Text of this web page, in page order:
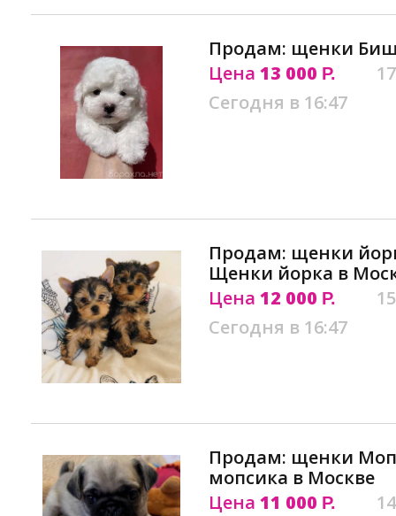
Продам: щенки
Цена 13 000 Р.
Сегодня в 16:47
Продам: щенки
Щенки йорка в
Цена 12 000 Р.
Сегодня в 16:47
Продам: щенки
мопсика в Москве
Цена 11 000 Р.